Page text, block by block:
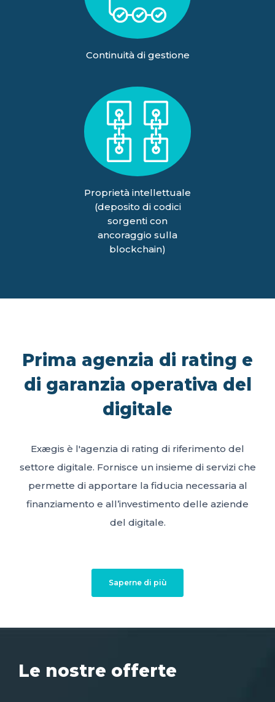
Continuità di gestione
Proprietà intellettuale
(deposito di codici
sorgenti con
ancoraggio sulla
blockchain)
Prima agenzia di rating e
di garanzia operativa del
digitale
Exægis è l'agenzia di rating di riferimento del
settore digitale. Fornisce un insieme di servizi che
permette di apportare la fiducia necessaria al
finanziamento e all’investimento delle aziende
del digitale.
Saperne di più
Le nostre offerte